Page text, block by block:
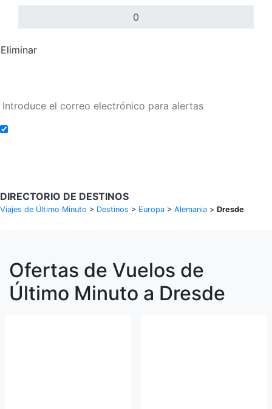
Eliminar
DIRECTORIO DE DESTINOS
Viajes de Último Minuto > Destinos > Europa > Alemania > Dresde
Ofertas de Vuelos de
Último Minuto a Dresde